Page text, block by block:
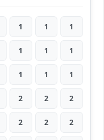
1 1 1
1 1 1
1 1 1
2 2 2
2 2 2